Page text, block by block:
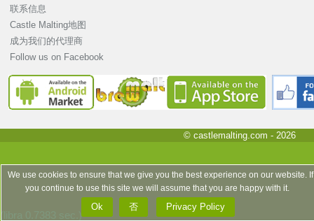
联系信息
Castle Malting地图
成为我们的代理商
Follow us on Facebook
© castlemalting.com - 2026
We use cookies to ensure that we give you the best experience on our website. If
you continue to use this site we will assume that you are happy with it.
Ok 否 Privacy Policy
(libra 0.7383 sec.)